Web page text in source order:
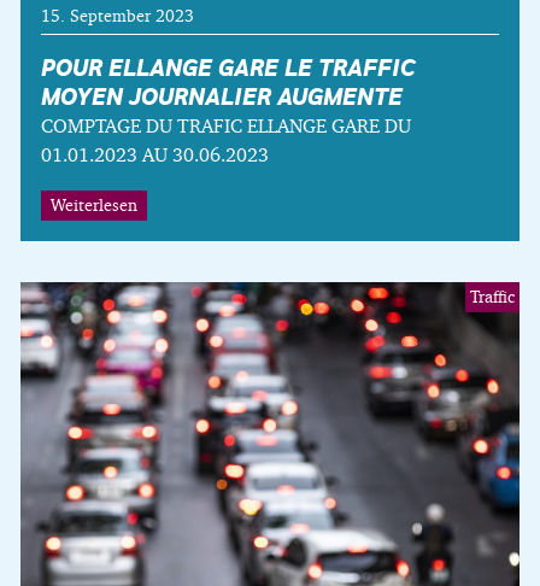
POUR ELLANGE GARE LE TRAFFIC
MOYEN JOURNALIER AUGMENTE
COMPTAGE DU TRAFIC ELLANGE GARE DU
01.01.2023 AU 30.06.2023
Weiterlesen
15. September 2023
Traffic